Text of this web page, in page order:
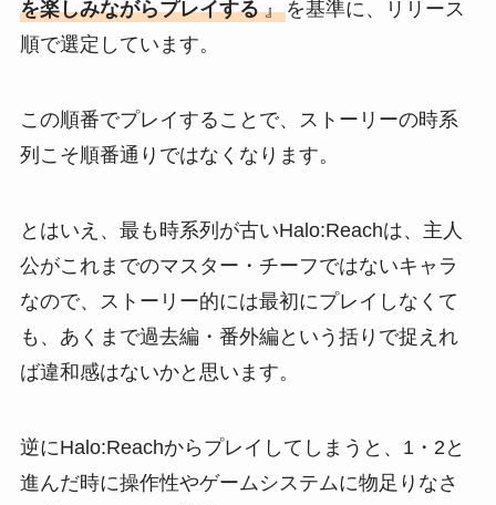
を楽しみながらプレイする 』を基準に、リリース
順で選定しています。
この順番でプレイすることで、ストーリーの時系
列こそ順番通りではなくなります。
とはいえ、最も時系列が古いHalo:Reachは、主人
公がこれまでのマスター・チーフではないキャラ
なので、ストーリー的には最初にプレイしなくて
も、あくまで過去編・番外編という括りで捉えれ
ば違和感はないかと思います。
逆にHalo:Reachからプレイしてしまうと、1・2と
進んだ時に操作性やゲームシステムに物足りなさ